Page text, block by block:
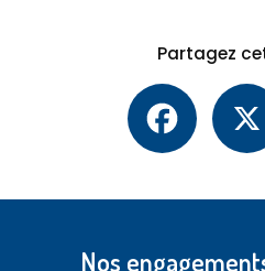
Partagez
Nos